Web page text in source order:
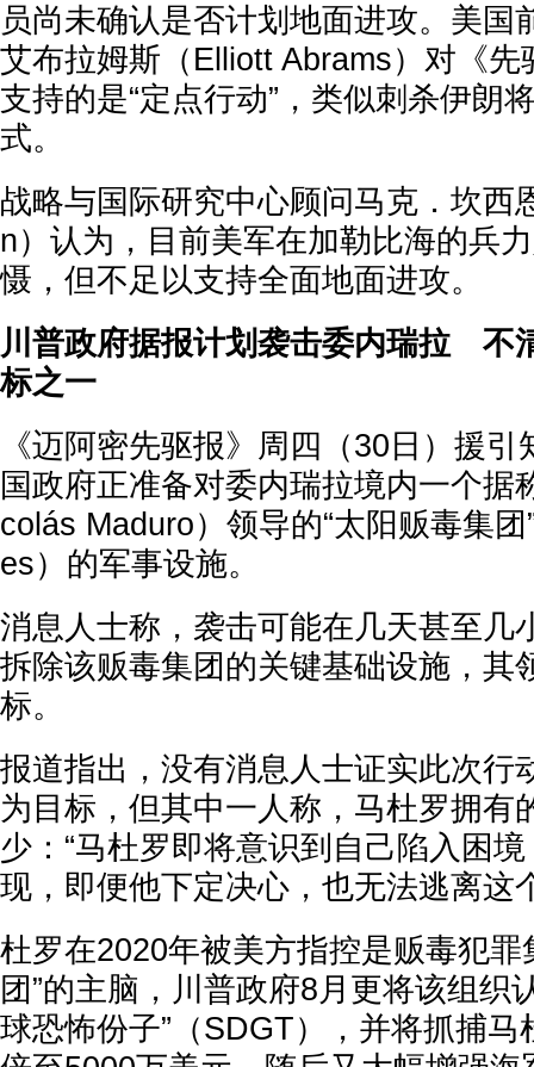
员尚未确认是否计划地面进攻。美国
艾布拉姆斯（Elliott Abrams）对《先
支持的是“定点行动”，类似刺杀伊朗
式。
战略与国际研究中心顾问马克．坎西
n）认为，目前美军在加勒比海的兵
慑，但不足以支持全面地面进攻。
川普政府据报计划袭击委内瑞拉 不
标之一
《迈阿密先驱报》周四（30日）援
国政府正准备对委内瑞拉境内一个据
colás Maduro）领导的“太阳贩毒集
es）的军事设施。
消息人士称，袭击可能在几天甚至几
拆除该贩毒集团的关键基础设施，其
标。
报道指出，没有消息人士证实此次行
为目标，但其中一人称，马杜罗拥有
少：“马杜罗即将意识到自己陷入困
现，即便他下定决心，也无法逃离这
杜罗在2020年被美方指控是贩毒犯罪
团”的主脑，川普政府8月更将该组织
球恐怖份子”（SDGT），并将抓捕